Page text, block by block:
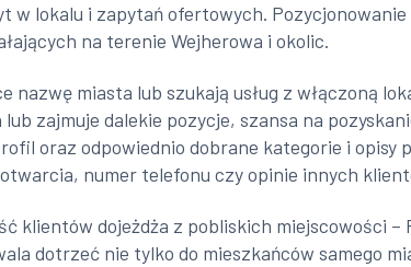
w lokalu i zapytań ofertowych.
na terenie Wejherowa i okolic.
miasta lub szukają usług z włączoną
zajmuje dalekie pozycje, szansa na
oraz odpowiednio dobrane kategorie i opisy
numer telefonu czy opinie innych
klientów dojeżdża z pobliskich miejscowości –
dotrzeć nie tylko do mieszkańców samego